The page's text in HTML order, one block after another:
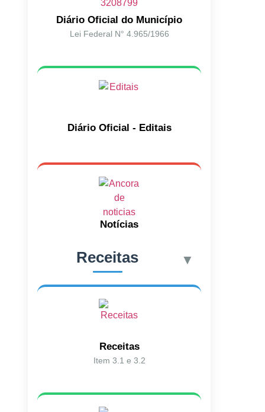
Diário Oficial do Município
Lei Federal N° 4.965/1966
Diário Oficial - Editais
Notícias
Receitas ▼
Receitas
Item 3.1 e 3.2